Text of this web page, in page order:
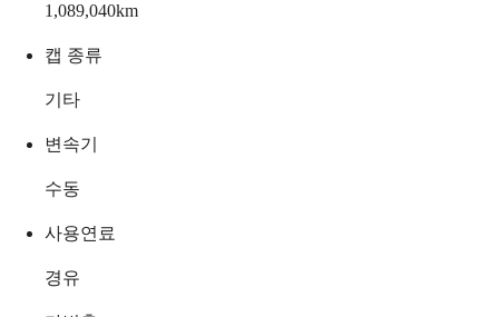
1,089,040km
캡 종류
기타
변속기
수동
사용연료
경유